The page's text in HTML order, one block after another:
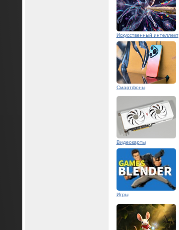
Искусственный интеллект
Смартфоны
Видеокарты
Игры